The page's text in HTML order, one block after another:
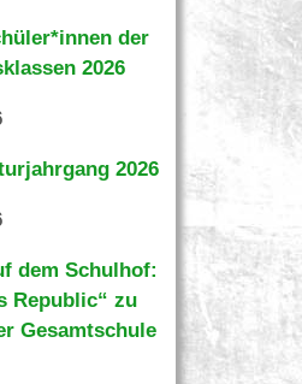
der
2026
2026
dem Schulhof:
Republic“ zu
Gesamtschule